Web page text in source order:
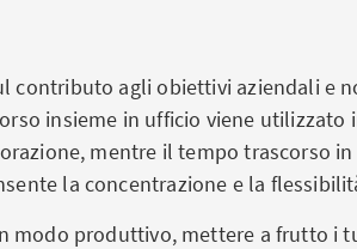
contributo agli obiettivi aziendali e
insieme in ufficio viene utilizzato
mentre il tempo trascorso
la concentrazione e la
modo produttivo, mettere a frutto i